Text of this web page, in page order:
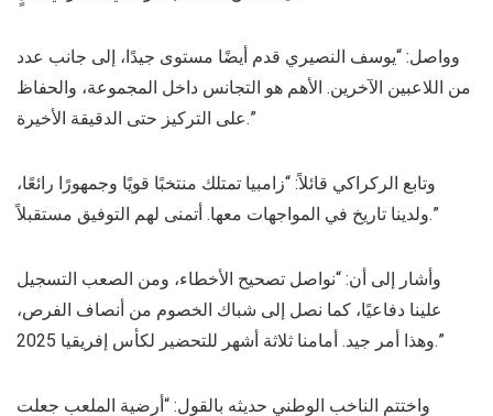
وواصل: “يوسف النصيري قدم أيضًا مستوى جيدًا، إلى جانب عدد
من اللاعبين الآخرين. الأهم هو التجانس داخل المجموعة، والحفاظ
على التركيز حتى الدقيقة الأخيرة.”
وتابع الركراكي قائلاً: “زامبيا تمتلك منتخبًا قويًا وجمهورًا رائعًا،
ولدينا تاريخ في المواجهات معها. أتمنى لهم التوفيق مستقبلاً.”
وأشار إلى أن: “نواصل تصحيح الأخطاء، ومن الصعب التسجيل
علينا دفاعيًا، كما نصل إلى شباك الخصوم من أنصاف الفرص،
وهذا أمر جيد. أمامنا ثلاثة أشهر للتحضير لكأس إفريقيا 2025.”
واختتم الناخب الوطني حديثه بالقول: “أرضية الملعب جعلت